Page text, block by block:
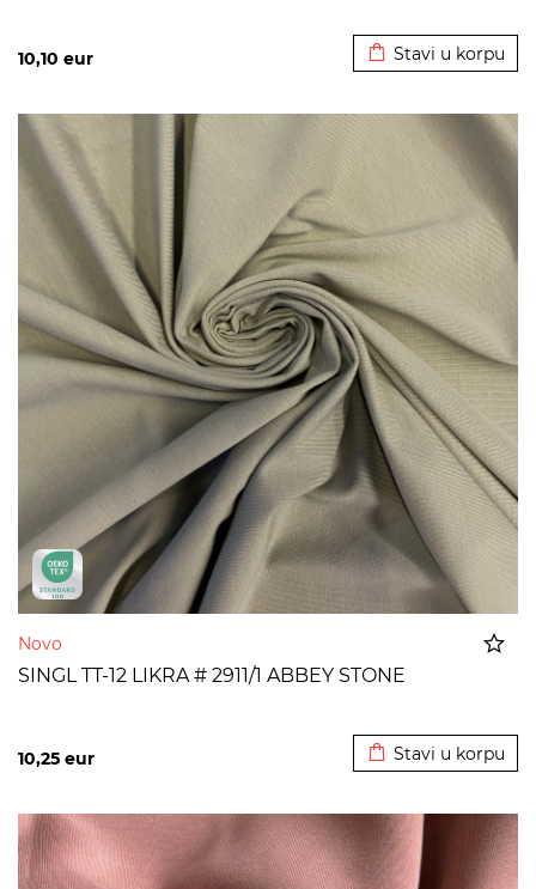
10,10 eur Stavi u korpu
Novo
SINGL TT-12 LIKRA # 2911/1 ABBEY STONE
10,25 eur Stavi u korpu